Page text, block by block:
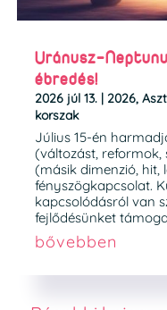
Uránusz-
ébredés!
2026 júl 13. | 2026,
korszak
Július 15-én
(változást, reformok,
(másik dimenzió, hit,
fényszögkapcsolat.
kapcsolódásról van
fejlődésünket
bővebben